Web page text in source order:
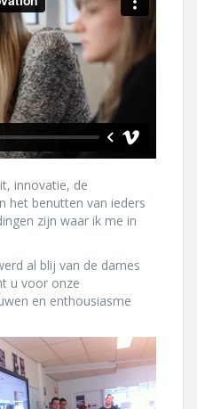
innovatie, de
het benutten van ieders
zijn waar ik me in
al blij van de dames
u voor onze
en enthousiasme